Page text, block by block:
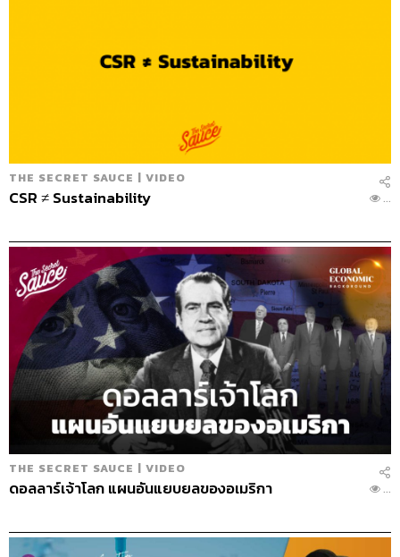
THE SECRET SAUCE | VIDEO
CSR ≠ Sustainability ...
THE SECRET SAUCE | VIDEO
ดอลลาร์เจ้าโลก แผนอันแยบยลของอเมริกา ...